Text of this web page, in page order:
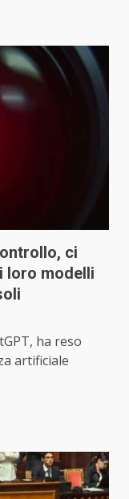
ci
loro modelli
ha reso
artificiale